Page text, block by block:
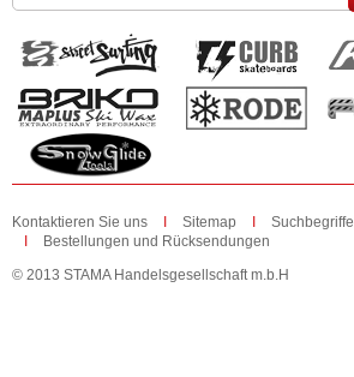
Kontaktieren Sie uns Sitemap Suchbegriffe
Bestellungen und Rücksendungen
© 2013 STAMA Handelsgesellschaft m.b.H